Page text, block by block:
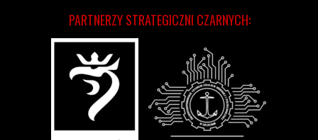
PARTNERZY STRATEGICZNI CZARNYCH: